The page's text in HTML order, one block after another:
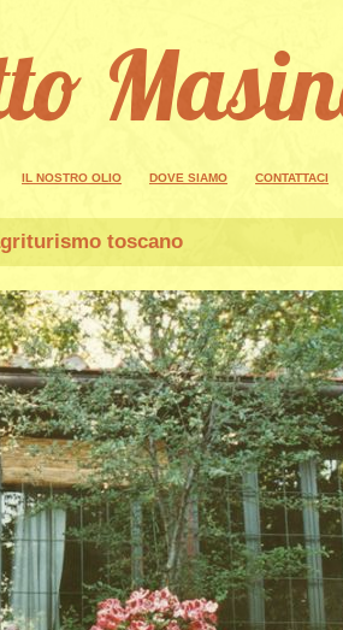
IL NOSTRO OLIO DOVE SIAMO CONTATTACI
toscano